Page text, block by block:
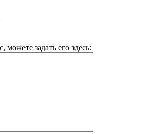
можете задать его здесь: